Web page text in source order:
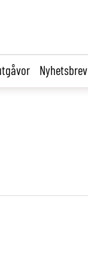
Nyhetsbrev